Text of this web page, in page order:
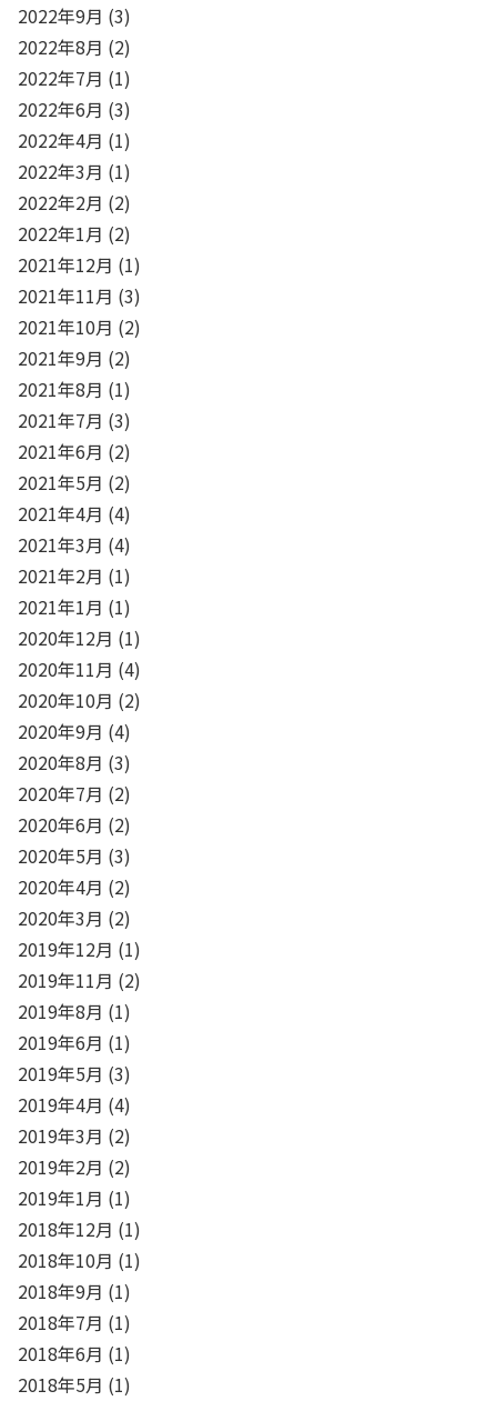
2022年9月 (3)
2022年8月 (2)
2022年7月 (1)
2022年6月 (3)
2022年4月 (1)
2022年3月 (1)
2022年2月 (2)
2022年1月 (2)
2021年12月 (1)
2021年11月 (3)
2021年10月 (2)
2021年9月 (2)
2021年8月 (1)
2021年7月 (3)
2021年6月 (2)
2021年5月 (2)
2021年4月 (4)
2021年3月 (4)
2021年2月 (1)
2021年1月 (1)
2020年12月 (1)
2020年11月 (4)
2020年10月 (2)
2020年9月 (4)
2020年8月 (3)
2020年7月 (2)
2020年6月 (2)
2020年5月 (3)
2020年4月 (2)
2020年3月 (2)
2019年12月 (1)
2019年11月 (2)
2019年8月 (1)
2019年6月 (1)
2019年5月 (3)
2019年4月 (4)
2019年3月 (2)
2019年2月 (2)
2019年1月 (1)
2018年12月 (1)
2018年10月 (1)
2018年9月 (1)
2018年7月 (1)
2018年6月 (1)
2018年5月 (1)